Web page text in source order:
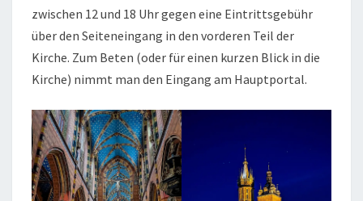
zwischen 12 und 18 Uhr gegen eine Eintrittsgebühr
über den Seiteneingang in den vorderen Teil der
Kirche. Zum Beten (oder für einen kurzen Blick in die
Kirche) nimmt man den Eingang am Hauptportal.